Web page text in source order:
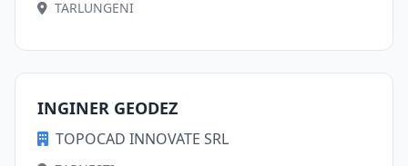
TARLUNGENI
INGINER GEODEZ
TOPOCAD INNOVATE SRL